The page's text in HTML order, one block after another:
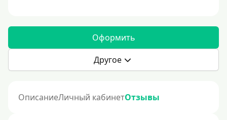
Оформить
Другое
ОписаниеЛичный кабинетОтзывы